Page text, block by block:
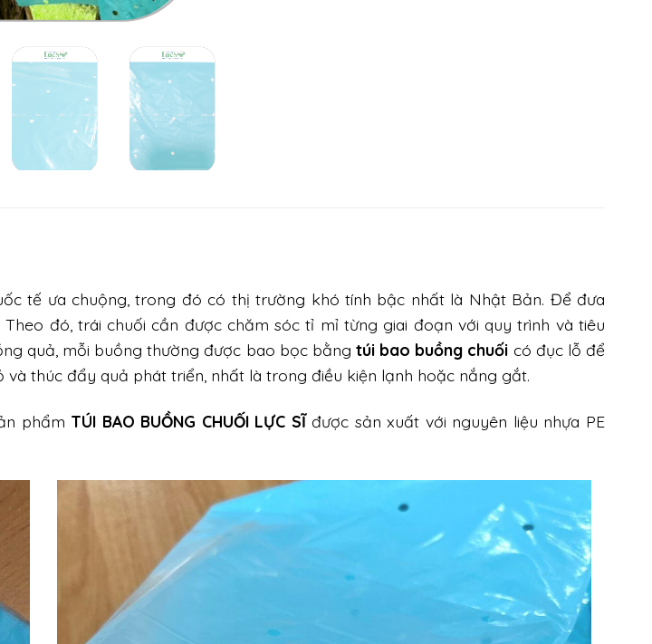
tế ưa chuộng, trong đó có thị trường khó tính bậc nhất là Nhật Bản. Để đưa
đó, trái chuối cần được chăm sóc tỉ mỉ từng giai đoạn với quy trình và tiêu
quả, mỗi buồng thường được bao bọc bằng túi bao buồng chuối có đục lỗ để
thúc đẩy quả phát triển, nhất là trong điều kiện lạnh hoặc nắng gắt.
phẩm TÚI BAO BUỒNG CHUỐI LỰC SĨđược sản xuất với nguyên liệu nhựa PE